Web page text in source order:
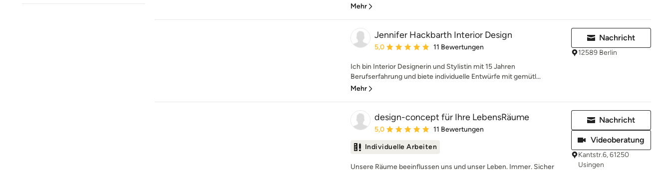
Mehr
Jennifer Hackbarth Interior Design
Durchschnittliche Bewertung: 5 von 5 Sternen
5,0 11 Bewertungen
Ich bin Interior Designerin und Stylistin mit 15 Jahren
Berufserfahrung und biete individuelle Entwürfe mit gemütl...
Mehr
Nachricht
12589 Berlin
design-concept für Ihre LebensRäume
Durchschnittliche Bewertung: 5 von 5 Sternen
5,0 11 Bewertungen
Individuelle Arbeiten
Unsere Räume beeinflussen uns und unser Leben. Immer. Sicher
Nachricht
Videoberatung
Kantstr.6, 61250
Usingen